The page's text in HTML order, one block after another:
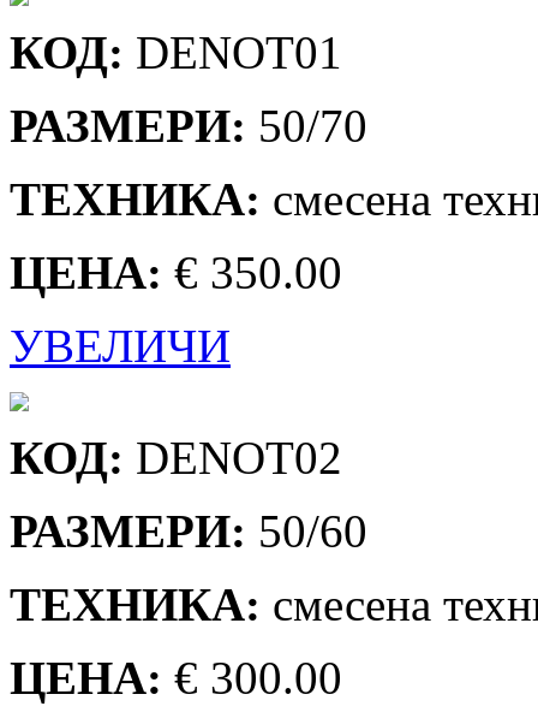
КОД: DENOT01
РАЗМЕРИ: 50/70
ТЕХНИКА: смесена
ЦЕНА: € 350.00
УВЕЛИЧИ
КОД: DENOT02
РАЗМЕРИ: 50/60
ТЕХНИКА: смесена
ЦЕНА: € 300.00